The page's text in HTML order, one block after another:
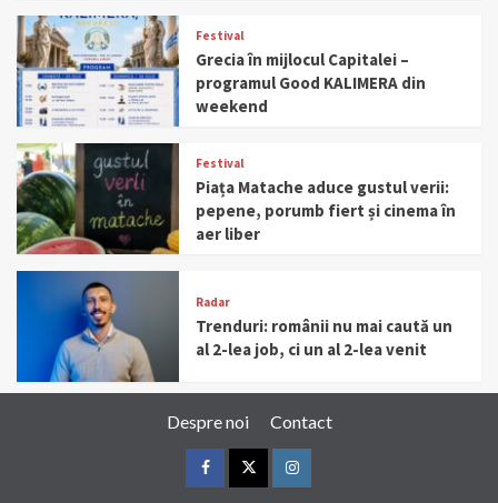
Festival
Grecia în mijlocul Capitalei –
programul Good KALIMERA din
weekend
Festival
Piața Matache aduce gustul verii:
pepene, porumb fiert și cinema în
aer liber
Radar
Trenduri: românii nu mai caută un
al 2-lea job, ci un al 2-lea venit
Despre noi Contact
FacebookTwitterInstagram